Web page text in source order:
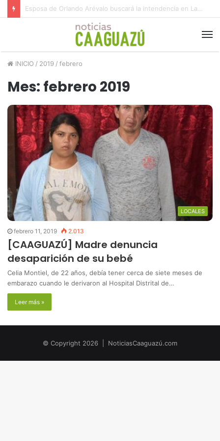
¡Es HOY! La final del Nacional B
INICIO / 2019 / febrero
Mes: febrero 2019
LOCALES
febrero 11, 2019 2.013
[CAAGUAZÚ] Madre denuncia
desaparición de su bebé
Celia Montiel, de 22 años, debía tener cerca de siete meses de
embarazo cuando le derivaron al Hospital Distrital de…
Leer más »
© Copyright 2026 | NoticiasCaaguazú.com